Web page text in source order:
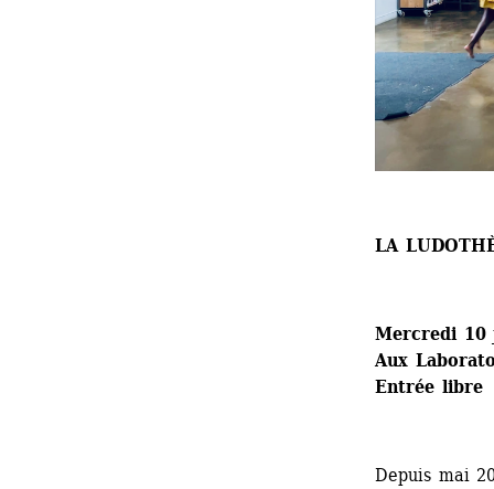
LA
Mercredi 10
Aux
Entrée libre
Depuis mai